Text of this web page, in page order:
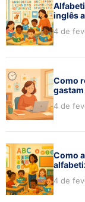
inglês
4 de
Como
gastam
4 de
Como
4 de